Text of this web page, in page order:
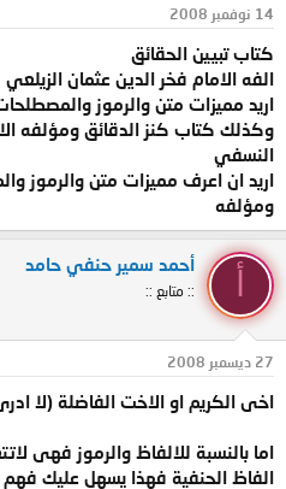
و
و
ع
ء
14 نوفمبر 2008
كتاب تبيين الحقائق
الفه الامام فخر الدين عثمان الزيلعي
اريد مميزات متن والرموز
وكذلك كتاب كنز الدقائق ومؤلفه
النسفي
اريد ان اعرف مميزات متن والرموز
ومؤلفه
أحمد سمير حنفي حامد
:: متابع ::
27 ديسمبر 2008
اخى الكريم او الاخت الفاضلة (لا
اما بالنسبة للالفاظ والرموز فهى
الفاظ الحنفية فهذا يسهل عليك فهم